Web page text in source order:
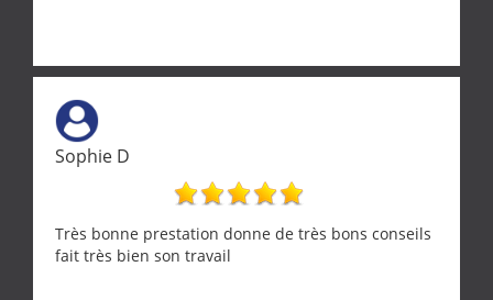
Sophie D
Très bonne prestation donne de très bons conseils
fait très bien son travail